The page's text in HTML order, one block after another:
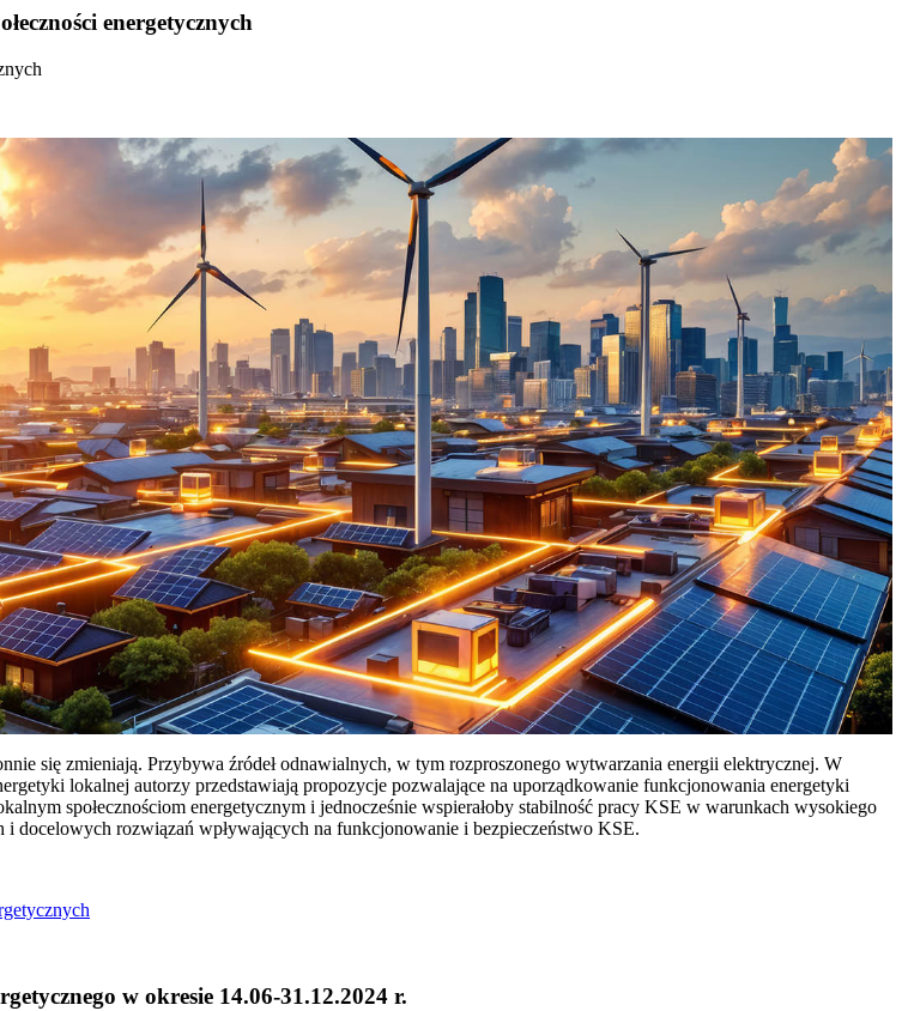
energetycznych
się zmieniają. Przybywa źródeł odnawialnych, w tym rozproszonego wytwarzania energii elektrycznej. W
lokalnej autorzy przedstawiają propozycje pozwalające na uporządkowanie funkcjonowania energetyki
społecznościom energetycznym i jednocześnie wspierałoby stabilność pracy KSE w warunkach wysokiego
docelowych rozwiązań wpływających na funkcjonowanie i bezpieczeństwo KSE.
w okresie 14.06-31.12.2024 r.